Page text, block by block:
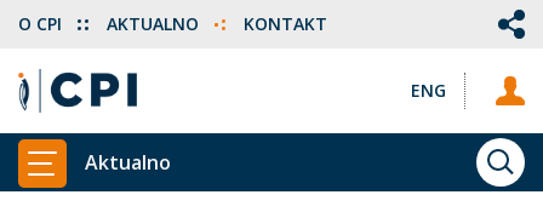
ENG
O CPI AKTUALNO KONTAKT
PRIKAŽI GLAVNI MENI
Aktualno